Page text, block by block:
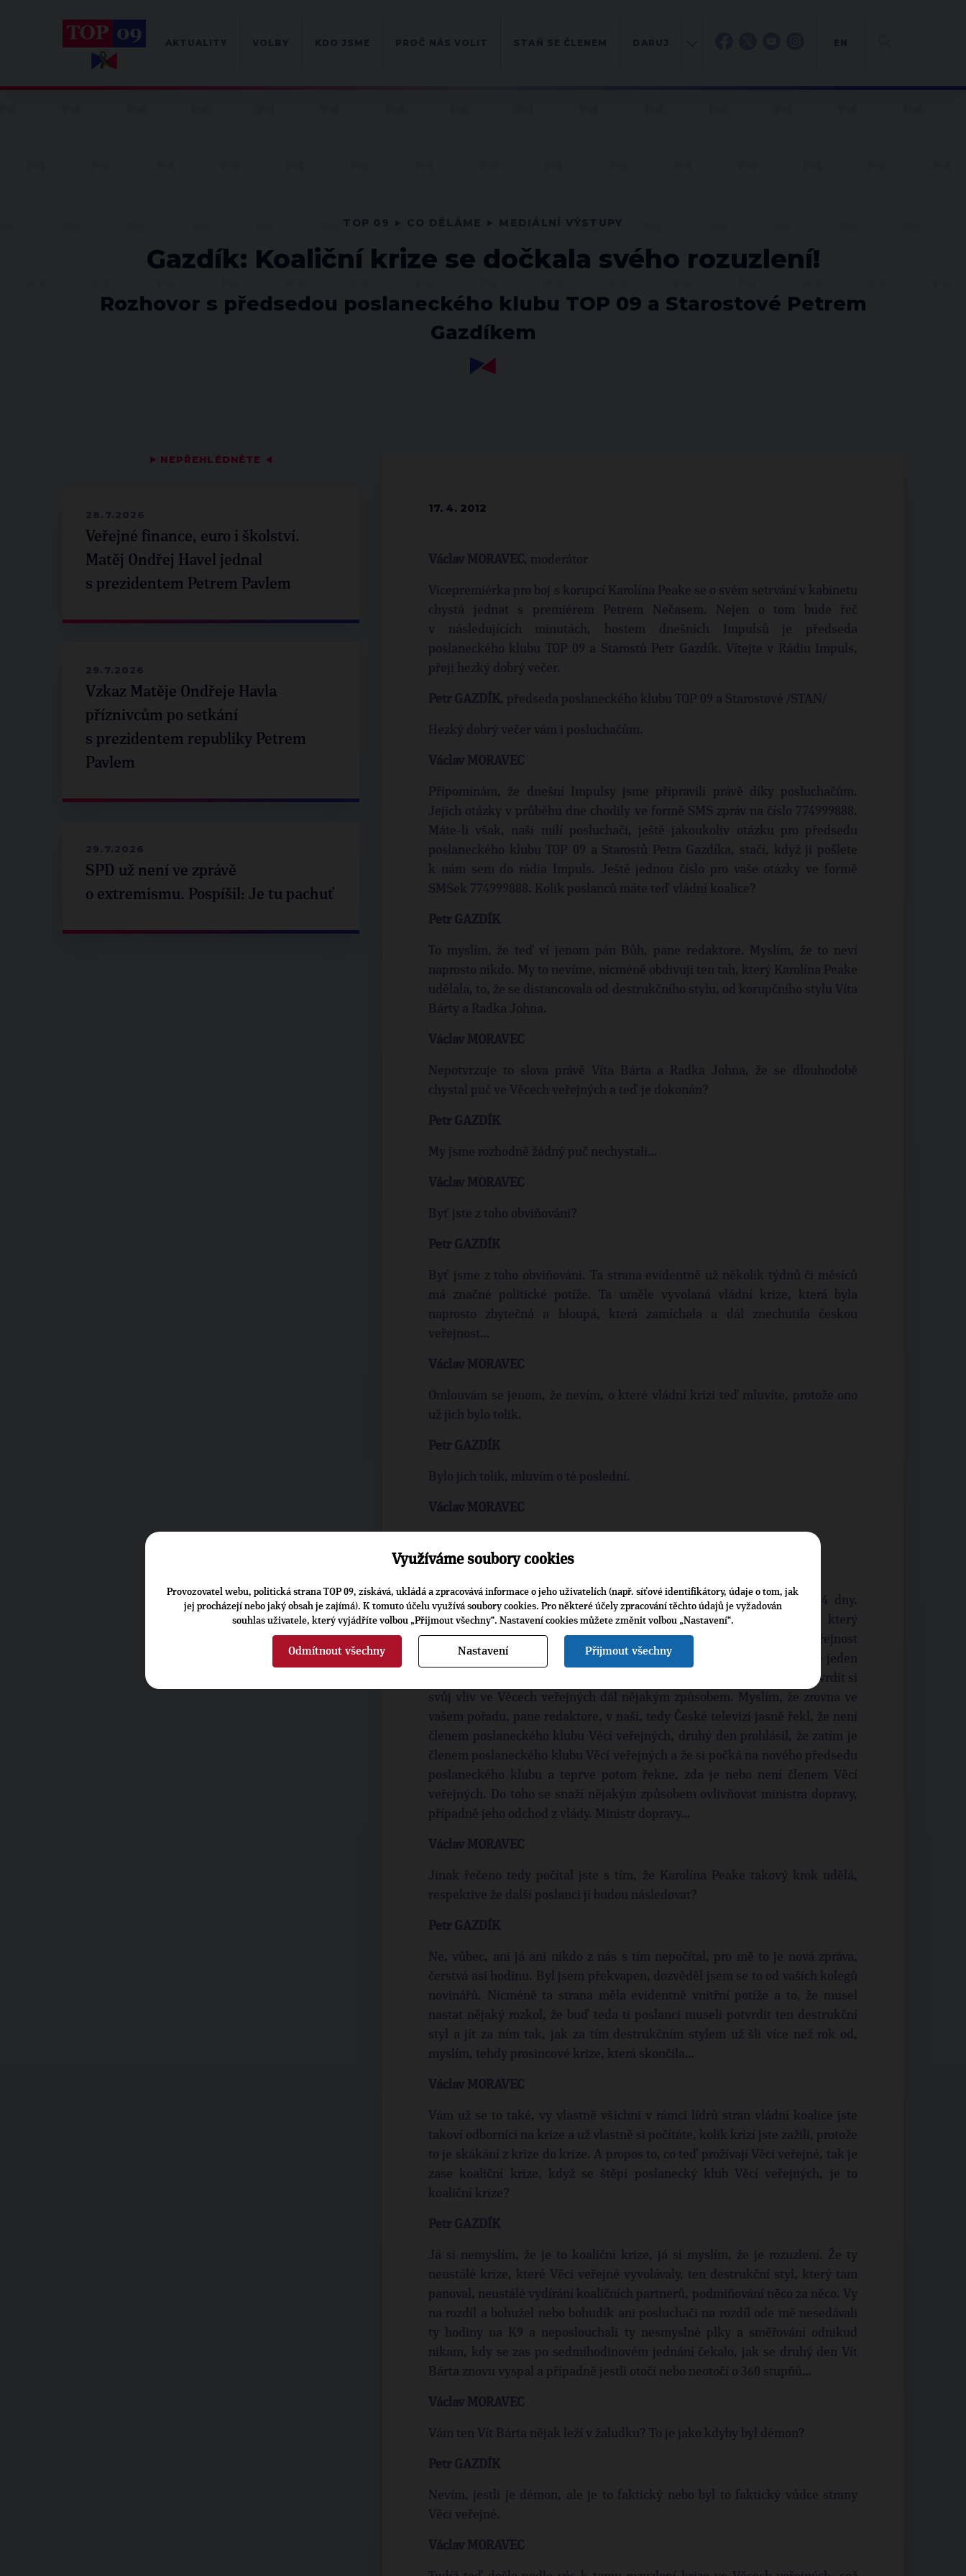
Gazdík: Koaliční krize se dočkala svého rozuzlení!
Rozhovor s předsedou poslaneckého klubu TOP 09 a Starostové Petrem
Gazdíkem
▶ NEPŘEHLÉDNĚTE ◀
28.7.2026
Veřejné finance, euro i školství.
Matěj Ondřej Havel jednal
s prezidentem Petrem Pavlem
29.7.2026
Vzkaz Matěje Ondřeje Havla
příznivcům po setkání
s prezidentem republiky Petrem
Pavlem
29.7.2026
SPD už není ve zprávě
o extremismu. Pospíšil: Je tu pachuť
17. 4. 2012
Václav MORAVEC, moderátor
Vicepremiérka pro boj s korupcí Karolína Peake se o svém setrvání v kabinetu
chystá jednat s premiérem Petrem Nečasem. Nejen o tom bude řeč
v následujících minutách, hostem dnešních Impulsů je předseda
poslaneckého klubu TOP 09 a Starostů Petr Gazdík. Vítejte v Rádiu Impuls,
přeji hezký dobrý večer.
Petr GAZDÍK, předseda poslaneckého klubu TOP 09 a Starostové /STAN/
Hezký dobrý večer vám i posluchačům.
Václav MORAVEC
Připomínám, že dnešní Impulsy jsme připravili právě díky posluchačům.
Jejich otázky v průběhu dne chodily ve formě SMS zpráv na číslo 774999888.
Máte-li však, naši milí posluchači, ještě jakoukoliv otázku pro předsedu
poslaneckého klubu TOP 09 a Starostů Petra Gazdíka, stačí, když ji pošlete
k nám sem do rádia Impuls. Ještě jednou číslo pro vaše otázky ve formě
SMSek 774999888. Kolik poslanců máte teď vládní koalice?
Petr GAZDÍK
To myslím, že teď ví jenom pán Bůh, pane redaktore. Myslím, že to neví
naprosto nikdo. My to nevíme, nicméně obdivuji ten tah, který Karolína Peake
udělala, to, že se distancovala od destrukčního stylu, od korupčního stylu Víta
Bárty a Radka Johna.
Václav MORAVEC
Nepotvrzuje to slova právě Víta Bárta a Radka Johna, že se dlouhodobě
chystal puč ve Věcech veřejných a teď je dokonán?
Petr GAZDÍK
My jsme rozhodně žádný puč nechystali…
Václav MORAVEC
Byť jste z toho obviňováni?
Petr GAZDÍK
Byť jsme z toho obviňováni. Ta strana evidentně už několik týdnů či měsíců
má značné politické potíže. Ta uměle vyvolaná vládní krize, která byla
naprosto zbytečná a hloupá, která zamíchala a dál znechutila českou
veřejnost…
Václav MORAVEC
Omlouvám se jenom, že nevím, o které vládní krizi teď mluvíte, protože ono
už jich bylo tolik.
Petr GAZDÍK
Bylo jich tolik, mluvím o té poslední.
Václav MORAVEC
To byla ta, kdy měli ministři Věcí veřejných podat demisi před 14 dny.
Nicméně to je právě ten destrukční styl, který se tady táhne a který
znechucoval českou veřejnost. Já si myslím, že to teď jasně česká veřejnost
mohla vidět v tom, co předvedl Vít Bárta před a po jeho soudu. To, že jeden
den tvrdí, že odstoupí z politiky, druhý den to nenaplní, pak se snaží utvrdit si
svůj vliv ve Věcech veřejných dál nějakým způsobem. Myslím, že zrovna ve
vašem pořadu, pane redaktore, v naší, tedy České televizi jasně řekl, že není
členem poslaneckého klubu Věcí veřejných, druhý den prohlásil, že zatím je
členem poslaneckého klubu Věcí veřejných a že si počká na nového předsedu
poslaneckého klubu a teprve potom řekne, zda je nebo není členem Věcí
veřejných. Do toho se snaží nějakým způsobem ovlivňovat ministra dopravy,
případně jeho odchod z vlády. Ministr dopravy…
Václav MORAVEC
Jinak řečeno tedy počítal jste s tím, že Karolína Peake takový krok udělá,
respektive že další poslanci ji budou následovat?
Petr GAZDÍK
Ne, vůbec, ani já ani nikdo z nás s tím nepočítal, pro mě to je nová zpráva,
čerstvá asi hodinu. Byl jsem překvapen, dozvěděl jsem se to od vašich kolegů
novinářů. Nicméně ta strana měla evidentně vnitřní potíže a to, že musel
nastat nějaký rozkol, že buď teda ti poslanci museli potvrdit ten destrukční
styl a jít za ním tak, jak za tím destrukčním stylem už šli více než rok od,
myslím, tehdy prosincové krize, která skončila…
Václav MORAVEC
Vám už se to také, vy vlastně všichni v rámci lídrů stran vládní koalice jste
takoví odborníci na krize a už vlastně si počítáte, kolik krizí jste zažili, protože
to je skákání z krize do krize. A propos to, co teď prožívají Věci veřejné, tak je
zase koaliční krize, když se štěpí poslanecký klub Věcí veřejných, je to
koaliční krize?
Petr GAZDÍK
Já si nemyslím, že je to koaliční krize, já si myslím, že je rozuzlení. Že ty
neustálé krize, které Věci veřejné vyvolávaly, ten destrukční styl, který tam
panoval, neustálé vydírání koaličních partnerů, podmiňování něco za něco. Vy
na rozdíl a bohužel nebo bohudík ani posluchači na rozdíl ode mě nesedávali
ty hodiny na K9 a neposlouchali ty nesmyslné plky a směřování odnikud
nikam, kdy se zas po sedmihodinovém jednání čekalo, jak se druhý den Vít
Bárta znovu vyspal a případně jestli otočí nebo neotočí o 360 stupňů…
Václav MORAVEC
Vám ten Vít Bárta nějak leží v žaludku? To je jako kdyby byl démon?
Petr GAZDÍK
Nevím, jestli je démon, ale je to faktický nebo byl to faktický vůdce strany
Věci veřejné.
Václav MORAVEC
Využíváme soubory cookies
Provozovatel webu, politická strana TOP 09, získává, ukládá a zpracovává informace o jeho uživatelích (např. síťové identifikátory, údaje o tom, jak
jej procházejí nebo jaký obsah je zajímá). K tomuto účelu využívá soubory cookies. Pro některé účely zpracování těchto údajů je vyžadován
souhlas uživatele, který vyjádříte volbou „Přijmout všechny“. Nastavení cookies můžete změnit volbou „Nastavení“.
Odmítnout všechny Nastavení Přijmout všechny